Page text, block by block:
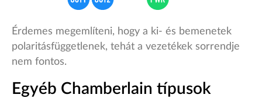
Érdemes megemlíteni, hogy a ki- és bemenetek
polaritásfüggetlenek, tehát a vezetékek sorrendje
nem fontos.
Egyéb Chamberlain típusok